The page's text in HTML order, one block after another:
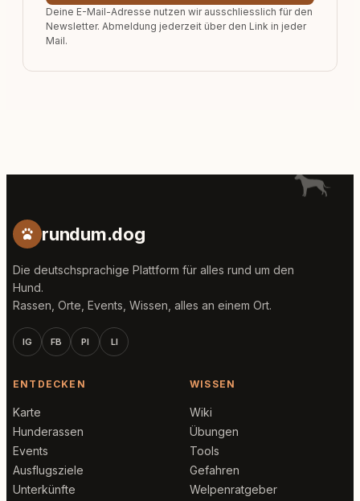
Deine E-Mail-Adresse nutzen wir ausschliesslich für den
Newsletter. Abmeldung jederzeit über den Link in jeder
Mail.
rundum.dog
Die deutschsprachige Plattform für alles rund um den
Hund.
Rassen, Orte, Events, Wissen, alles an einem Ort.
IG FB PI LI
ENTDECKEN
Karte
Hunderassen
Events
Ausflugsziele
Unterkünfte
WISSEN
Wiki
Übungen
Tools
Gefahren
Welpenratgeber